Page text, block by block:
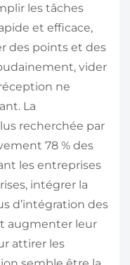
les tâches
et efficace,
des points et des
vider
ne
La
recherchée par
78 % des
les entreprises
intégrer la
d’intégration des
augmenter leur
attirer les